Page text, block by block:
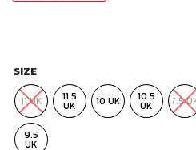
SIZE
11 UK 11.5
UK 10 UK 10.5
UK 7.5
9.5
UK